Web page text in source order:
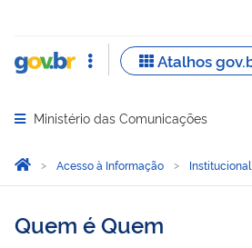
Abrir menu principal de navegação
Ministério das Comunicações
Você está aqui:
Página Inicial
Acesso à Informação Institucional
Quem é Quem